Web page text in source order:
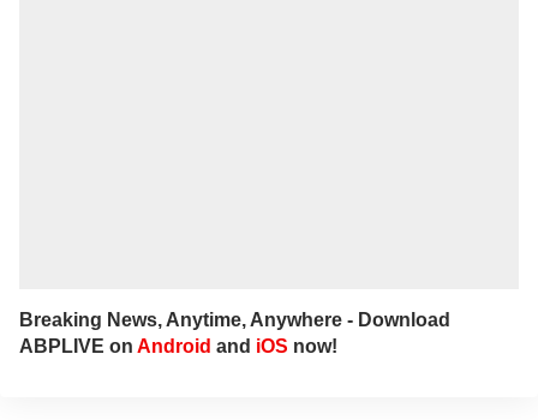
Breaking News, Anytime, Anywhere - Download
ABPLIVE on Android and iOS now!